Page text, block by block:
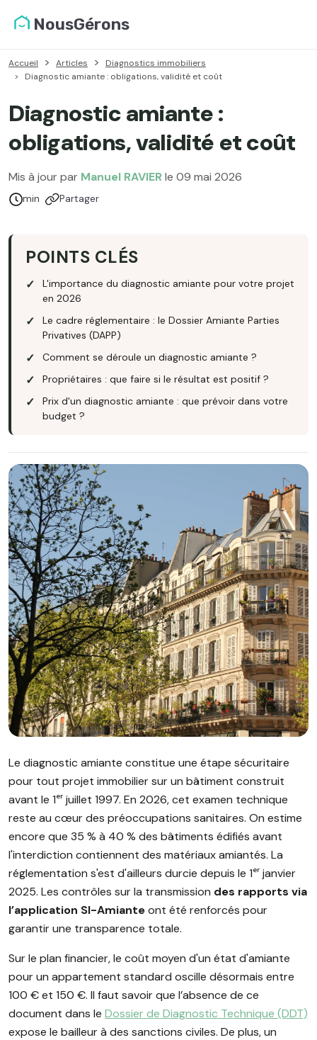
NousGérons
Accueil Articles
Diagnostics immobiliers
Diagnostic amiante : obligations, validité et coût
Diagnostic amiante :
obligations, validité et coût
Mis à jour par Manuel RAVIER le 09 mai 2026
Temps de lecture :
min Partager
POINTS CLÉS
L'importance du diagnostic amiante pour votre projet
en 2026
Le cadre réglementaire : le Dossier Amiante Parties
Privatives (DAPP)
Comment se déroule un diagnostic amiante ?
Propriétaires : que faire si le résultat est positif ?
Prix d'un diagnostic amiante : que prévoir dans votre
budget ?
Le diagnostic amiante constitue une étape sécuritaire
pour tout projet immobilier sur un bâtiment construit
avant le 1ᵉʳ juillet 1997. En 2026, cet examen technique
reste au cœur des préoccupations sanitaires. On estime
encore que 35 % à 40 % des bâtiments édifiés avant
l'interdiction contiennent des matériaux amiantés. La
réglementation s'est d'ailleurs durcie depuis le 1ᵉʳ janvier
2025. Les contrôles sur la transmission des rapports via
l’application SI-Amianteont été renforcés pour
garantir une transparence totale.
Sur le plan financier, le coût moyen d'un état d'amiante
pour un appartement standard oscille désormais entre
100 € et 150 €. Il faut savoir que l’absence de ce
document dans le Dossier de Diagnostic Technique (DDT)
expose le bailleur à des sanctions civiles. De plus, un